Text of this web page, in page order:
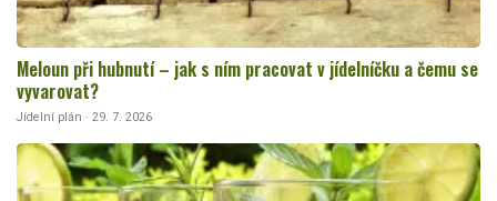
Meloun při hubnutí – jak s ním pracovat v jídelníčku a čemu se
vyvarovat?
Jídelní plán · 29. 7. 2026